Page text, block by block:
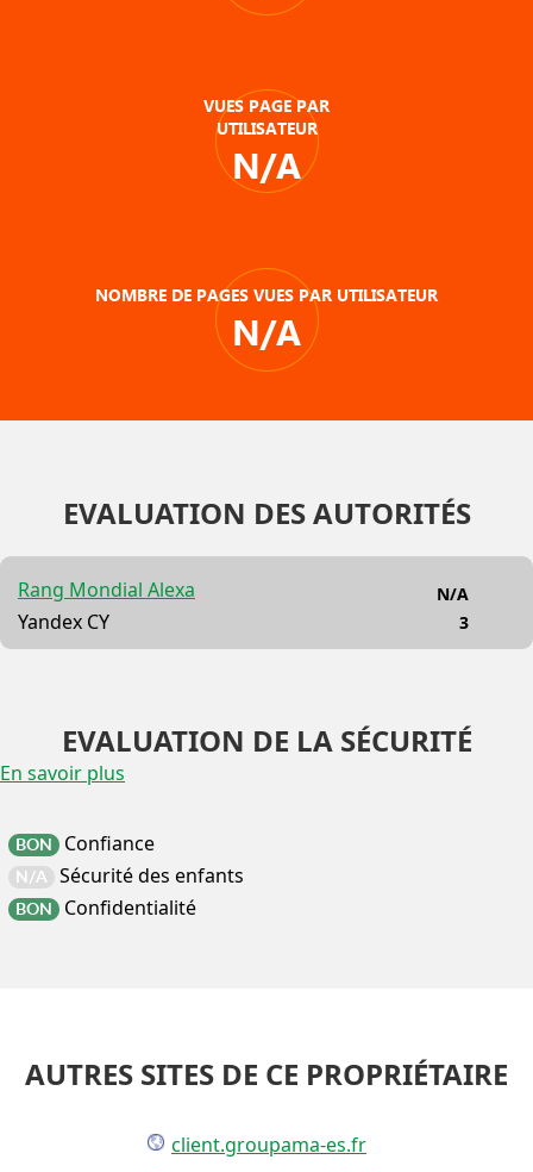
VUES PAGE PAR
UTILISATEUR
N/A
NOMBRE DE PAGES VUES PAR UTILISATEUR
N/A
EVALUATION DES AUTORITÉS
Rang Mondial Alexa
Yandex CY
N/A
3
EVALUATION DE LA SÉCURITÉ
En savoir plus
BON Confiance
N/A Sécurité des enfants
BON Confidentialité
AUTRES SITES DE CE PROPRIÉTAIRE
client.groupama-es.fr